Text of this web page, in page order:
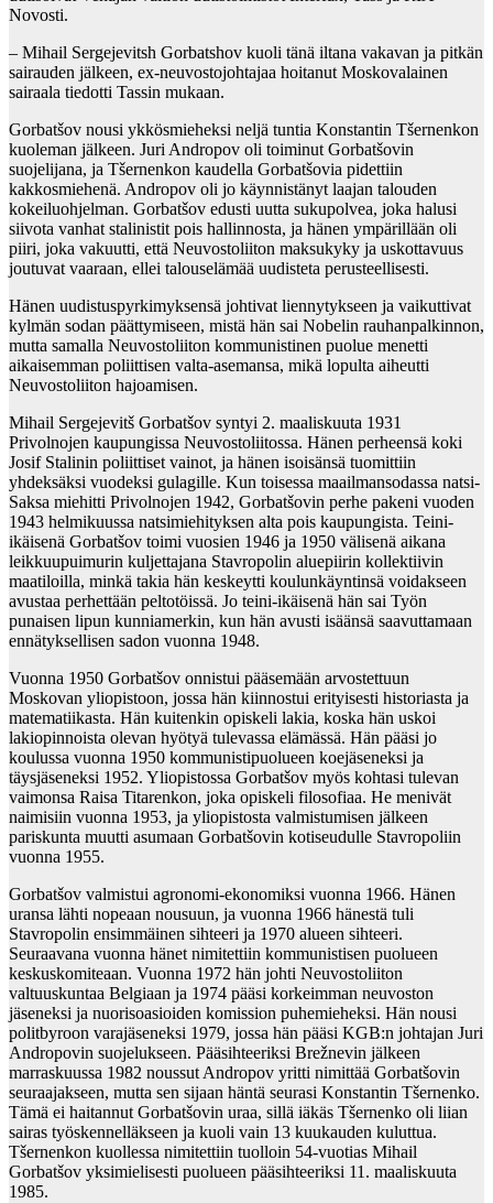
Novosti.
– Mihail Sergejevitsh Gorbatshov kuoli tänä iltana vakavan ja pitkän
sairauden jälkeen, ex-neuvostojohtajaa hoitanut Moskovalainen
sairaala tiedotti Tassin mukaan.
Gorbatšov nousi ykkösmieheksi neljä tuntia Konstantin Tšernenkon
kuoleman jälkeen. Juri Andropov oli toiminut Gorbatšovin
suojelijana, ja Tšernenkon kaudella Gorbatšovia pidettiin
kakkosmiehenä. Andropov oli jo käynnistänyt laajan talouden
kokeiluohjelman. Gorbatšov edusti uutta sukupolvea, joka halusi
siivota vanhat stalinistit pois hallinnosta, ja hänen ympärillään oli
piiri, joka vakuutti, että Neuvostoliiton maksukyky ja uskottavuus
joutuvat vaaraan, ellei talouselämää uudisteta perusteellisesti.
Hänen uudistuspyrkimyksensä johtivat liennytykseen ja vaikuttivat
kylmän sodan päättymiseen, mistä hän sai Nobelin rauhanpalkinnon,
mutta samalla Neuvostoliiton kommunistinen puolue menetti
aikaisemman poliittisen valta-asemansa, mikä lopulta aiheutti
Neuvostoliiton hajoamisen.
Mihail Sergejevitš Gorbatšov syntyi 2. maaliskuuta 1931
Privolnojen kaupungissa Neuvostoliitossa. Hänen perheensä koki
Josif Stalinin poliittiset vainot, ja hänen isoisänsä tuomittiin
yhdeksäksi vuodeksi gulagille. Kun toisessa maailmansodassa natsi-
Saksa miehitti Privolnojen 1942, Gorbatšovin perhe pakeni vuoden
1943 helmikuussa natsimiehityksen alta pois kaupungista. Teini-
ikäisenä Gorbatšov toimi vuosien 1946 ja 1950 välisenä aikana
leikkuupuimurin kuljettajana Stavropolin aluepiirin kollektiivin
maatiloilla, minkä takia hän keskeytti koulunkäyntinsä voidakseen
avustaa perhettään peltotöissä. Jo teini-ikäisenä hän sai Työn
punaisen lipun kunniamerkin, kun hän avusti isäänsä saavuttamaan
ennätyksellisen sadon vuonna 1948.
Vuonna 1950 Gorbatšov onnistui pääsemään arvostettuun
Moskovan yliopistoon, jossa hän kiinnostui erityisesti historiasta ja
matematiikasta. Hän kuitenkin opiskeli lakia, koska hän uskoi
lakiopinnoista olevan hyötyä tulevassa elämässä. Hän pääsi jo
koulussa vuonna 1950 kommunistipuolueen koejäseneksi ja
täysjäseneksi 1952. Yliopistossa Gorbatšov myös kohtasi tulevan
vaimonsa Raisa Titarenkon, joka opiskeli filosofiaa. He menivät
naimisiin vuonna 1953, ja yliopistosta valmistumisen jälkeen
pariskunta muutti asumaan Gorbatšovin kotiseudulle Stavropoliin
vuonna 1955.
Gorbatšov valmistui agronomi-ekonomiksi vuonna 1966. Hänen
uransa lähti nopeaan nousuun, ja vuonna 1966 hänestä tuli
Stavropolin ensimmäinen sihteeri ja 1970 alueen sihteeri.
Seuraavana vuonna hänet nimitettiin kommunistisen puolueen
keskuskomiteaan. Vuonna 1972 hän johti Neuvostoliiton
valtuuskuntaa Belgiaan ja 1974 pääsi korkeimman neuvoston
jäseneksi ja nuorisoasioiden komission puhemieheksi. Hän nousi
politbyroon varajäseneksi 1979, jossa hän pääsi KGB:n johtajan Juri
Andropovin suojelukseen. Pääsihteeriksi Brežnevin jälkeen
marraskuussa 1982 noussut Andropov yritti nimittää Gorbatšovin
seuraajakseen, mutta sen sijaan häntä seurasi Konstantin Tšernenko.
Tämä ei haitannut Gorbatšovin uraa, sillä iäkäs Tšernenko oli liian
sairas työskennelläkseen ja kuoli vain 13 kuukauden kuluttua.
Tšernenkon kuollessa nimitettiin tuolloin 54-vuotias Mihail
Gorbatšov yksimielisesti puolueen pääsihteeriksi 11. maaliskuuta
1985.